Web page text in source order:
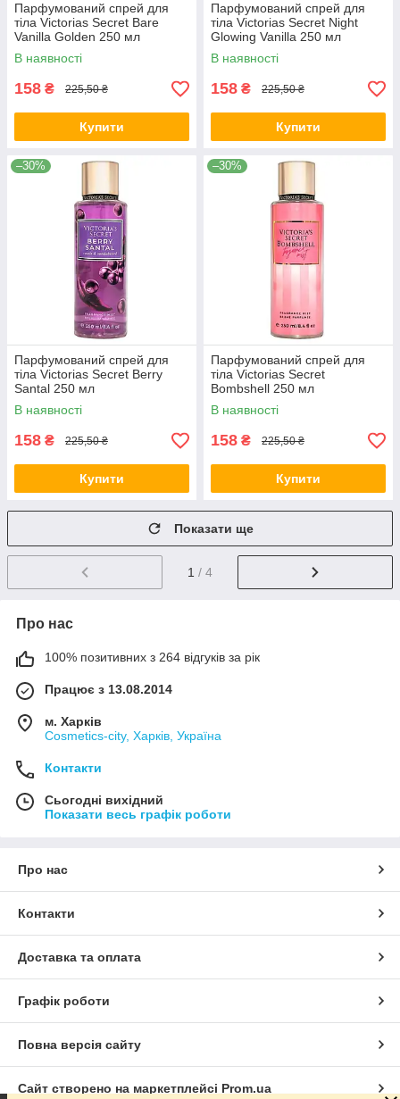
Парфумований спрей для
тіла Victorias Secret Bare
Vanilla Golden 250 мл
В наявності
158 ₴ 225,50 ₴
Купити
Парфумований спрей для
тіла Victorias Secret Night
Glowing Vanilla 250 мл
В наявності
158 ₴ 225,50 ₴
Купити
–30%
Парфумований спрей для
тіла Victorias Secret Berry
Santal 250 мл
В наявності
158 ₴ 225,50 ₴
Купити
–30%
Парфумований спрей для
тіла Victorias Secret
Bombshell 250 мл
В наявності
158 ₴ 225,50 ₴
Купити
Показати ще
1 / 4
Про нас
100% позитивних з 264 відгуків за рік
Працює з 13.08.2014
м. Харків
Cosmetics-city, Харків, Україна
Контакти
Сьогодні вихідний
Показати весь графік роботи
Про нас
Контакти
Доставка та оплата
Графік роботи
Повна версія сайту
Сайт створено на маркетплейсі Prom.ua